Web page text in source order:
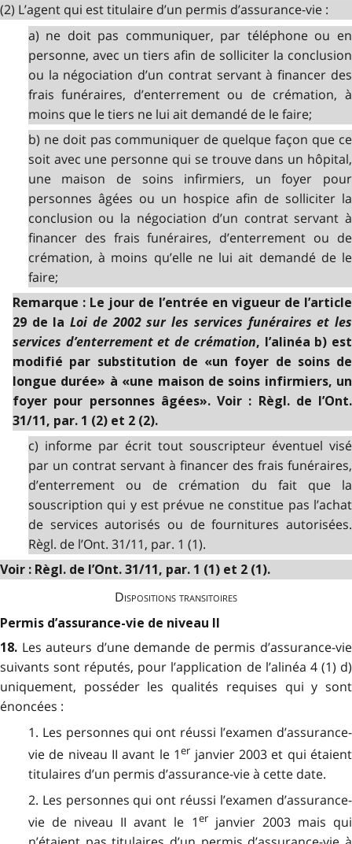
(2) L’agent qui est titulaire d’un permis d’assurance-vie :
a) ne doit pas communiquer, par téléphone ou en
personne, avec un tiers afin de solliciter la conclusion
ou la négociation d’un contrat servant à financer des
frais funéraires, d’enterrement ou de crémation, à
moins que le tiers ne lui ait demandé de le faire;
b) ne doit pas communiquer de quelque façon que ce
soit avec une personne qui se trouve dans un hôpital,
une maison de soins infirmiers, un foyer pour
personnes âgées ou un hospice afin de solliciter la
conclusion ou la négociation d’un contrat servant à
financer des frais funéraires, d’enterrement ou de
crémation, à moins qu’elle ne lui ait demandé de le
faire;
Remarque : Le jour de l’entrée en vigueur de l’article
29 de laLoi de 2002 sur les services funéraires et les
services d’enterrement et de crémation, l’alinéa b) est
modifié par substitution de «un foyer de soins de
longue durée» à «une maison de soins infirmiers, un
foyer pour personnes âgées». Voir : Règl. de l’Ont.
31/11, par. 1 (2) et 2 (2).
c) informe par écrit tout souscripteur éventuel visé
par un contrat servant à financer des frais funéraires,
d’enterrement ou de crémation du fait que la
souscription qui y est prévue ne constitue pas l’achat
de services autorisés ou de fournitures autorisées.
Règl. de l’Ont. 31/11, par. 1 (1).
Voir : Règl. de l’Ont. 31/11, par. 1 (1) et 2 (1).
Dispositions transitoires
Permis d’assurance-vie de niveau II
18. Les auteurs d’une demande de permis d’assurance-vie
suivants sont réputés, pour l’application de l’alinéa 4 (1) d)
uniquement, posséder les qualités requises qui y sont
énoncées :
1. Les personnes qui ont réussi l’examen d’assurance-
vie de niveau II avant le 1er janvier 2003 et qui étaient
titulaires d’un permis d’assurance-vie à cette date.
2. Les personnes qui ont réussi l’examen d’assurance-
vie de niveau II avant le 1erjanvier 2003 mais qui